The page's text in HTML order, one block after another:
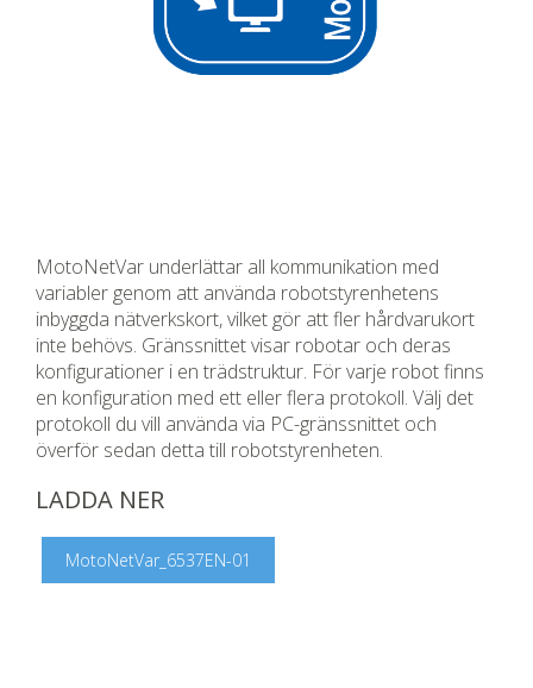
MotoNetVar underlättar all kommunikation med
variabler genom att använda robotstyrenhetens
inbyggda nätverkskort, vilket gör att fler hårdvarukort
inte behövs. Gränssnittet visar robotar och deras
konfigurationer i en trädstruktur. För varje robot finns
en konfiguration med ett eller flera protokoll. Välj det
protokoll du vill använda via PC-gränssnittet och
överför sedan detta till robotstyrenheten.
LADDA NER
MotoNetVar_6537EN-01